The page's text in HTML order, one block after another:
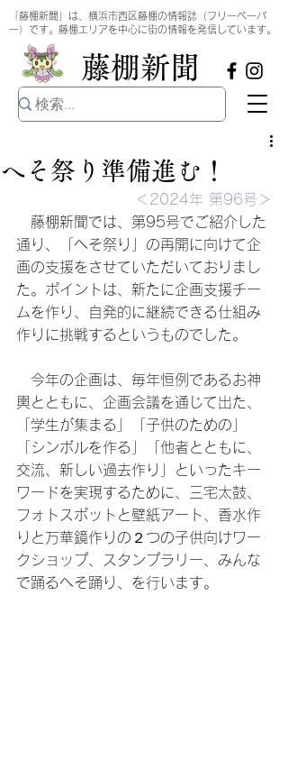
​藤棚新聞
「藤棚新聞」は、横浜市西区藤棚の情報誌（フリーペーパ
ー）です。藤棚エリアを中心に街の情報を発信しています。
へそ祭り準備進む！
＜2024年 第96号＞
藤棚新聞では、第95号でご紹介した
通り、「へそ祭り」の再開に向けて企
画の支援をさせていただいておりまし
た。ポイントは、新たに企画支援チー
ムを作り、自発的に継続できる仕組み
作りに挑戦するというものでした。
今年の企画は、毎年恒例であるお神
輿とともに、企画会議を通じて出た、
「学生が集まる」「子供のための」
「シンボルを作る」「他者とともに、
交流、新しい過去作り」といったキー
ワードを実現するために、三宅太鼓、
フォトスポットと壁紙アート、香水作
りと万華鏡作りの２つの子供向けワー
クショップ、スタンプラリー、みんな
で踊るへそ踊り、を行います。